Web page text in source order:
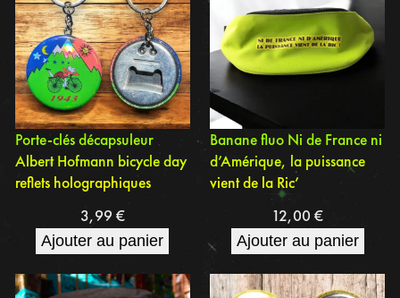
Porte-clés décapsuleur
Albert Hofmann bicycle day
reflets holographiques
3,99 €
Ajouter au panier
Banane fluo Ni de France ni
d’Amérique, la puissance
vient de la Ric’
12,00€
Ajouter au panier